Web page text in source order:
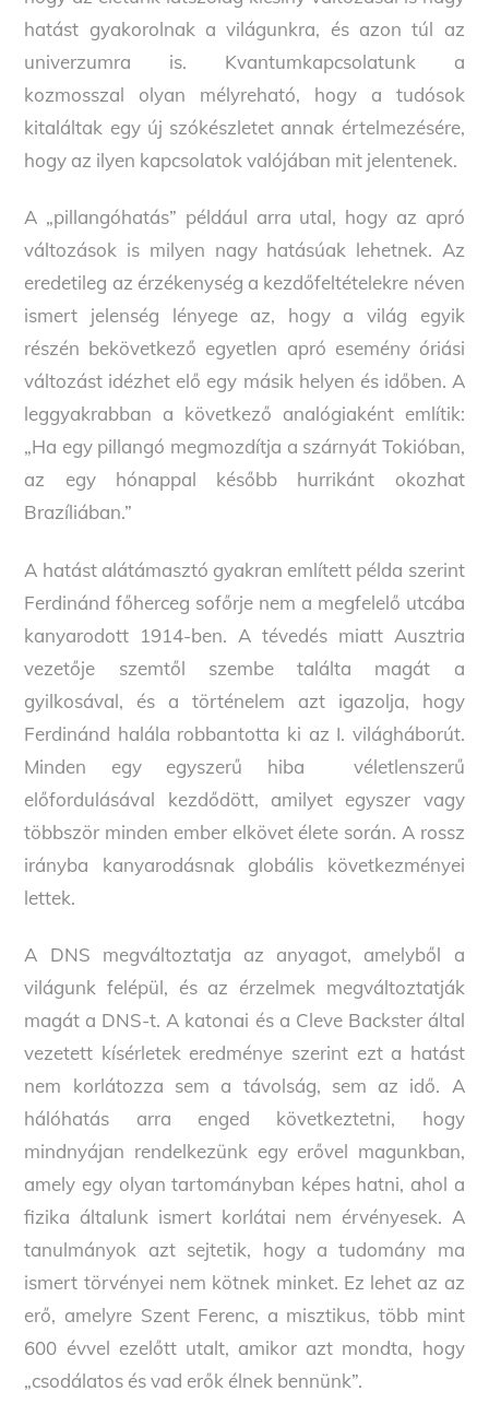
hatást gyakorolnak a világunkra, és azon túl az
univerzumra is. Kvantumkapcsolatunk a
kozmosszal olyan mélyreható, hogy a tudósok
kitaláltak egy új szókészletet annak értelmezésére,
hogy az ilyen kapcsolatok valójában mit jelentenek.
A „pillangóhatás” például arra utal, hogy az apró
változások is milyen nagy hatásúak lehetnek. Az
eredetileg az érzékenység a kezdőfeltételekre néven
ismert jelenség lényege az, hogy a világ egyik
részén bekövetkező egyetlen apró esemény óriási
változást idézhet elő egy másik helyen és időben. A
leggyakrabban a következő analógiaként említik:
„Ha egy pillangó megmozdítja a szárnyát Tokióban,
az egy hónappal később hurrikánt okozhat
Brazíliában.”
A hatást alátámasztó gyakran említett példa szerint
Ferdinánd főherceg sofőrje nem a megfelelő utcába
kanyarodott 1914-ben. A tévedés miatt Ausztria
vezetője szemtől szembe találta magát a
gyilkosával, és a történelem azt igazolja, hogy
Ferdinánd halála robbantotta ki az I. világháborút.
Minden egy egyszerű hiba véletlenszerű
előfordulásával kezdődött, amilyet egyszer vagy
többször minden ember elkövet élete során. A rossz
irányba kanyarodásnak globális következményei
lettek.
A DNS megváltoztatja az anyagot, amelyből a
világunk felépül, és az érzelmek megváltoztatják
magát a DNS-t. A katonai és a Cleve Backster által
vezetett kísérletek eredménye szerint ezt a hatást
nem korlátozza sem a távolság, sem az idő. A
hálóhatás arra enged következtetni, hogy
mindnyájan rendelkezünk egy erővel magunkban,
amely egy olyan tartományban képes hatni, ahol a
fizika általunk ismert korlátai nem érvényesek. A
tanulmányok azt sejtetik, hogy a tudomány ma
ismert törvényei nem kötnek minket. Ez lehet az az
erő, amelyre Szent Ferenc, a misztikus, több mint
600 évvel ezelőtt utalt, amikor azt mondta, hogy
„csodálatos és vad erők élnek bennünk”.